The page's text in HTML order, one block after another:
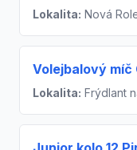
Lokalita: Nová
Volejbalový míč
Lokalita: Frýdlant